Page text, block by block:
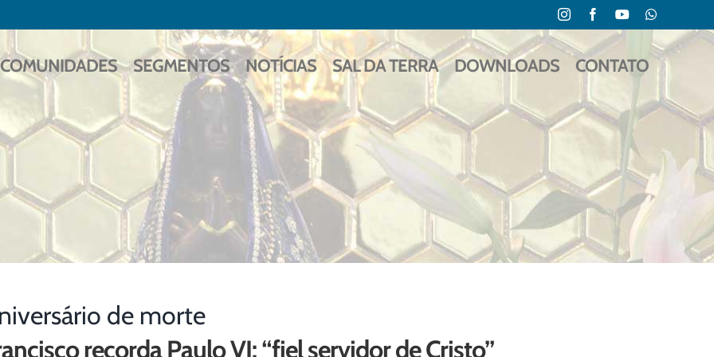
InstagramFacebookYouTubeWhatsApp
COMUNIDADES SEGMENTOS NOTÍCIAS SAL DA TERRA DOWNLOADS CONTATO
de morte
recorda Paulo VI: “fiel servidor de Cristo”